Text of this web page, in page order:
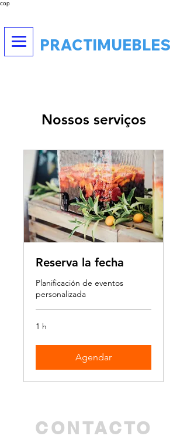
cop
PRACTIMUEBLES
Nossos serviços
Reserva la fecha
Planificación de eventos
personalizada
1 h
Agendar
CONTACTO